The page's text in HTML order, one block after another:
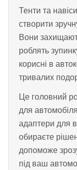
Тенти та
створити
Вони
роблять
корисні в
тривалих
Це головний
для
адаптери для
обираєте
допоможе
під ваш